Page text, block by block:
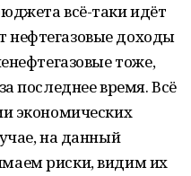
всё-таки идёт
доходы
тоже,
последнее время. Всё
экономических
на данный
риски, видим их